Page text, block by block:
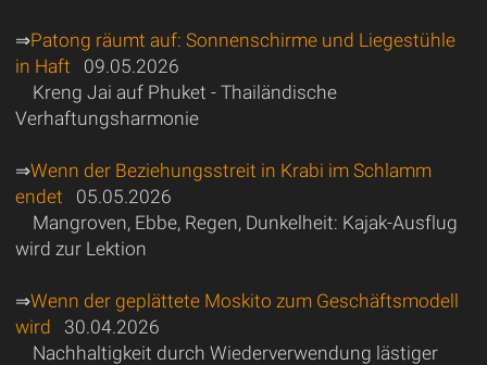
⇒Patong räumt auf: Sonnenschirme und Liegestühle
in Haft 09.05.2026
Kreng Jai auf Phuket - Thailändische
Verhaftungsharmonie
⇒Wenn der Beziehungsstreit in Krabi im Schlamm
endet 05.05.2026
Mangroven, Ebbe, Regen, Dunkelheit: Kajak-Ausflug
wird zur Lektion
⇒Wenn der geplättete Moskito zum Geschäftsmodell
wird 30.04.2026
Nachhaltigkeit durch Wiederverwendung lästiger